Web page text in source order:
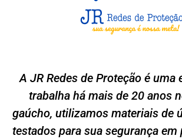
A JR Redes de Proteção é uma
trabalha há mais de 20 anos
gaúcho, utilizamos materiais de
testados para sua segurança